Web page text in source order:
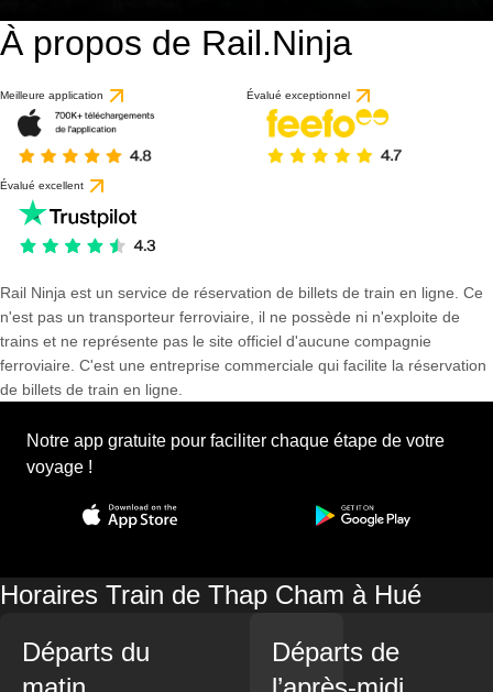
À propos de Rail.Ninja
Meilleure application Évalué exceptionnel
Évalué excellent
Rail Ninja est un service de réservation de billets de train en ligne. Ce
n'est pas un transporteur ferroviaire, il ne possède ni n'exploite de
trains et ne représente pas le site officiel d'aucune compagnie
ferroviaire. C'est une entreprise commerciale qui facilite la réservation
de billets de train en ligne.
Notre app gratuite pour faciliter chaque étape de votre
voyage !
Horaires Train de Thap Cham à Hué
Départs du
Départs de